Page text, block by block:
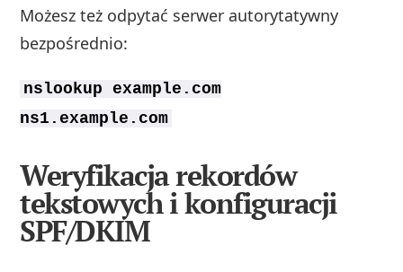
Możesz też odpytać serwer autorytatywny
bezpośrednio:
nslookup example.com
ns1.example.com
Weryfikacja rekordów
tekstowych i konfiguracji
SPF/DKIM